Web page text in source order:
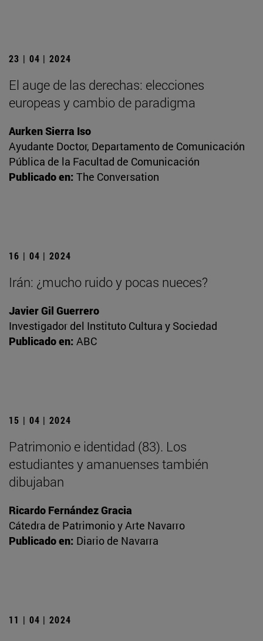
23 | 04 | 2024
El auge de las derechas: elecciones
europeas y cambio de paradigma
Aurken Sierra Iso
Ayudante Doctor, Departamento de Comunicación
Pública de la Facultad de Comunicación
Publicado en: The Conversation
16 | 04 | 2024
Irán: ¿mucho ruido y pocas nueces?
Javier Gil Guerrero
Investigador del Instituto Cultura y Sociedad
Publicado en: ABC
15 | 04 | 2024
Patrimonio e identidad (83). Los
estudiantes y amanuenses también
dibujaban
Ricardo Fernández Gracia
Cátedra de Patrimonio y Arte Navarro
Publicado en: Diario de Navarra
11 | 04 | 2024